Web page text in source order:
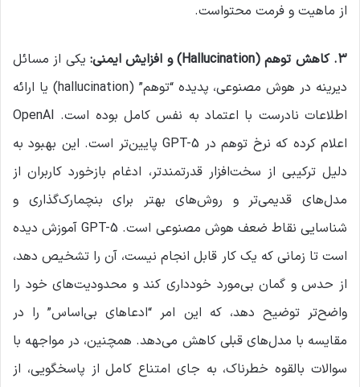
از ماهیت و فرمت محتواست.
۳.کاهش توهم(Hallucination) و افزایش ایمنی: یکی از مسائل
دیرینه در هوش مصنوعی، پدیده “توهم” (hallucination) یا ارائه
اطلاعات نادرست با اعتماد به نفس کامل بوده است. OpenAI
اعلام کرده که نرخ توهم در GPT-5 پایین‌تر است. این بهبود به
دلیل ترکیبی از سخت‌افزار قدرتمندتر، ادغام بازخورد کاربران از
مدل‌های قدیمی‌تر و روش‌های بهتر برای بنچمارک‌گذاری و
شناسایی نقاط ضعف هوش مصنوعی است. GPT-5 آموزش دیده
است تا زمانی که یک کار قابل انجام نیست، آن را تشخیص دهد،
از حدس و گمان بی‌مورد خودداری کند و محدودیت‌های خود را
واضح‌تر توضیح دهد، که این امر “ادعاهای بی‌اساس” را در
مقایسه با مدل‌های قبلی کاهش می‌دهد. همچنین، در مواجهه با
سوالات بالقوه خطرناک، به جای امتناع کامل از پاسخگویی، از